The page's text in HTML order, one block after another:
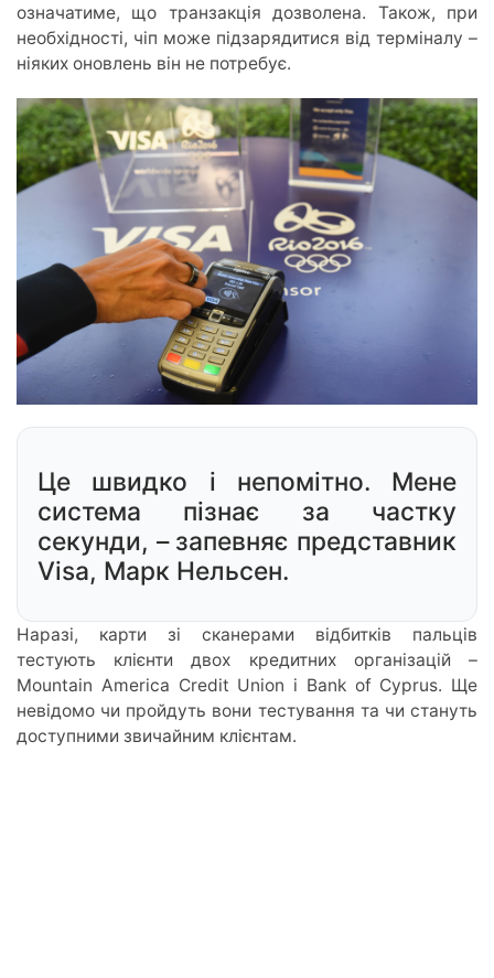
означатиме, що транзакція дозволена. Також, при
необхідності, чіп може підзарядитися від терміналу –
ніяких оновлень він не потребує.
Це швидко і непомітно. Мене
система пізнає за частку
секунди, – запевняє представник
Visa, Марк Нельсен.
Наразі, карти зі сканерами відбитків пальців
тестують клієнти двох кредитних організацій –
Mountain America Credit Union і Bank of Cyprus. Ще
невідомо чи пройдуть вони тестування та чи стануть
доступними звичайним клієнтам.